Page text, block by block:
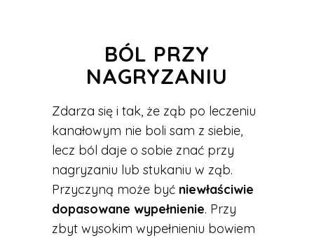
BÓL PRZY
NAGRYZANIU
Zdarza się i tak, że ząb po leczeniu
kanałowym nie boli sam z siebie,
lecz ból daje o sobie znać przy
nagryzaniu lub stukaniu w ząb.
Przyczyną może być niewłaściwie
dopasowane wypełnienie. Przy
zbyt wysokim wypełnieniu bowiem